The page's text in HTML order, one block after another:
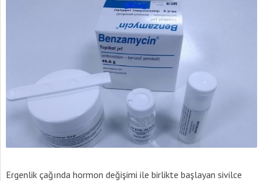
Ergenlik çağında hormon değişimi ile birlikte başlayan sivilce